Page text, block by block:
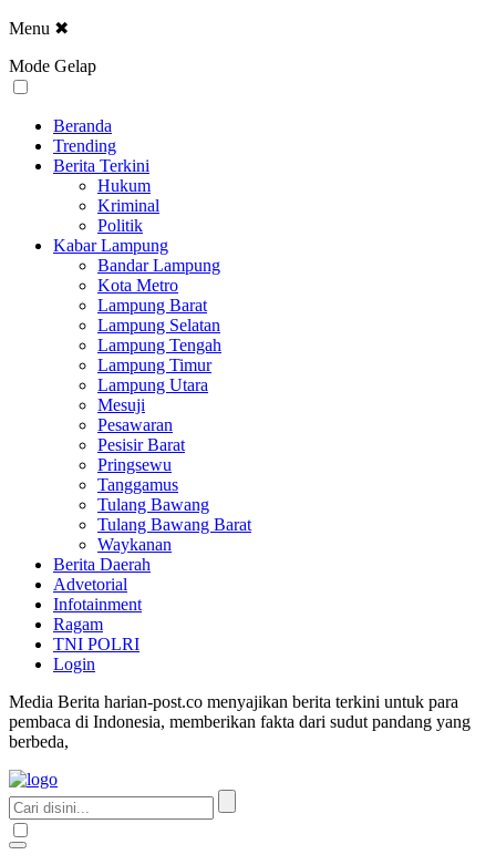
Menu ✖
Mode Gelap
Beranda
Trending
Berita Terkini
Hukum
Kriminal
Politik
Kabar Lampung
Bandar Lampung
Kota Metro
Lampung Barat
Lampung Selatan
Lampung Tengah
Lampung Timur
Lampung Utara
Mesuji
Pesawaran
Pesisir Barat
Pringsewu
Tanggamus
Tulang Bawang
Tulang Bawang Barat
Waykanan
Berita Daerah
Advetorial
Infotainment
Ragam
TNI POLRI
Login
Media Berita harian-post.co menyajikan berita terkini untuk para
pembaca di Indonesia, memberikan fakta dari sudut pandang yang
berbeda,